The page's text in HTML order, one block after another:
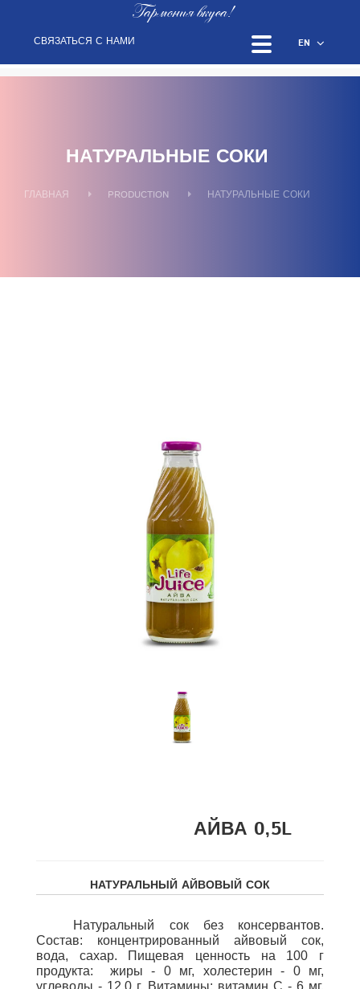
Гармония вкуса!
EN
СВЯЗАТЬСЯ С НАМИ
НАТУРАЛЬНЫЕ СОКИ
ГЛАВНАЯ PRODUCTION НАТУРАЛЬНЫЕ СОКИ
АЙВА 0,5L
НАТУРАЛЬНЫЙ АЙВОВЫЙ СОК
Натуральный сок без консервантов.
Состав: концентрированный айвовый сок,
вода, сахар. Пищевая ценность на 100 г
продукта: жиры - 0 мг, холестерин - 0 мг,
углеводы - 12,0 г. Витамины: витамин С - 6 мг,